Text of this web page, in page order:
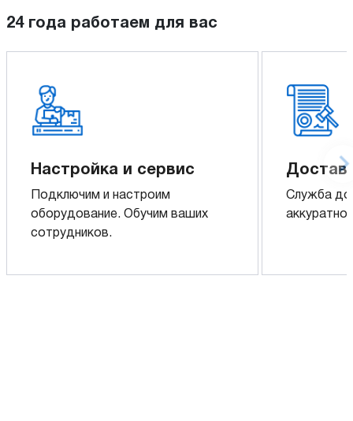
24 года работаем для вас
Настройка и сервис
Подключим и настроим
оборудование. Обучим ваших
сотрудников.
Служба
аккуратно